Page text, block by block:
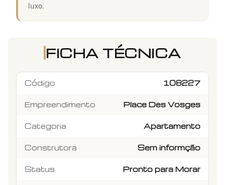
luxo.
FICHA TÉCNICA
Código 108227
Empreendimento Place Des Vosges
Categoria Apartamento
Construtora Sem informção
Status Pronto para Morar